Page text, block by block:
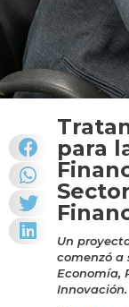
para
Un
comenzó a
Economía,
Innovación.